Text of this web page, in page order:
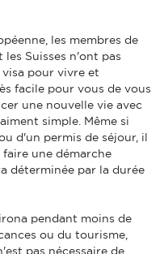
les membres de
les Suisses n'ont pas
pour vivre et
facile pour vous de vous
une nouvelle vie avec
simple. Même si
d'un permis de séjour, il
une démarche
déterminée par la durée
pendant moins de
ou du tourisme,
pas nécessaire de